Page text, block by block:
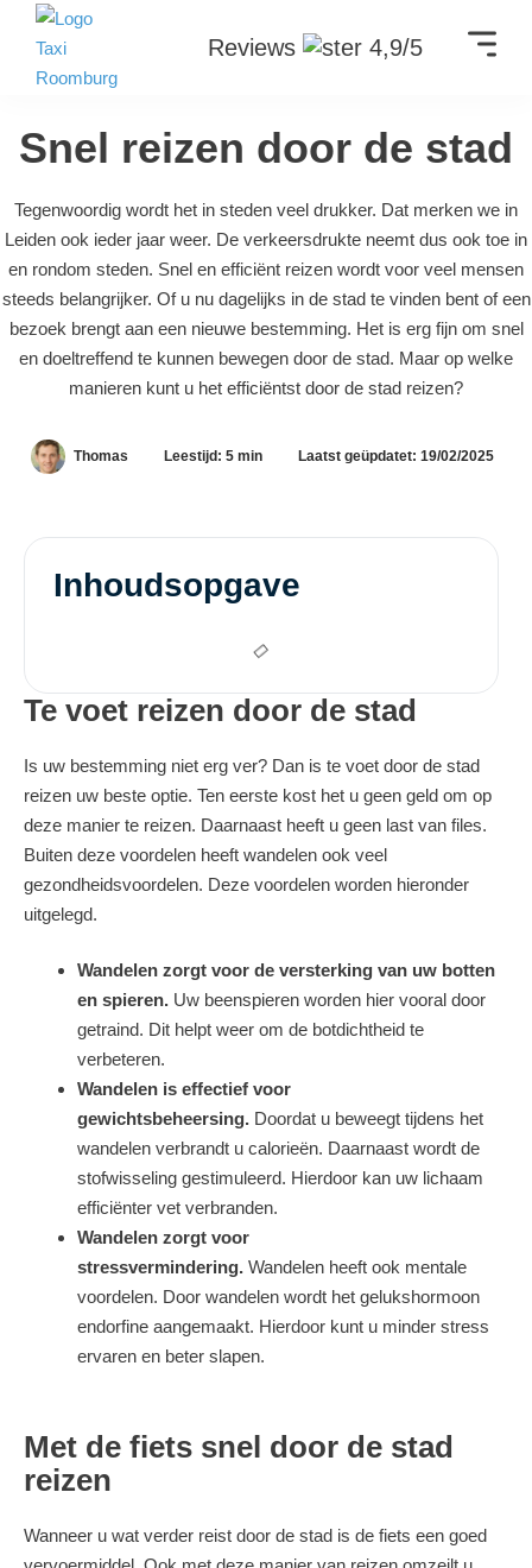
Reviews 4,9/5
Snel reizen door de stad
Tegenwoordig wordt het in steden veel drukker. Dat merken we in
Leiden ook ieder jaar weer. De verkeersdrukte neemt dus ook toe in
en rondom steden. Snel en efficiënt reizen wordt voor veel mensen
steeds belangrijker. Of u nu dagelijks in de stad te vinden bent of een
bezoek brengt aan een nieuwe bestemming. Het is erg fijn om snel
en doeltreffend te kunnen bewegen door de stad. Maar op welke
manieren kunt u het efficiëntst door de stad reizen?
Thomas Leestijd: 5 min Laatst geüpdatet: 19/02/2025
Te voet reizen door de stad
Is uw bestemming niet erg ver? Dan is te voet door de stad
reizen uw beste optie. Ten eerste kost het u geen geld om op
deze manier te reizen. Daarnaast heeft u geen last van files.
Buiten deze voordelen heeft wandelen ook veel
gezondheidsvoordelen. Deze voordelen worden hieronder
uitgelegd.
Wandelen zorgt voor de versterking van uw botten
en spieren. Uw beenspieren worden hier vooral door
getraind. Dit helpt weer om de botdichtheid te
verbeteren.
Wandelen is effectief voor
gewichtsbeheersing. Doordat u beweegt tijdens het
wandelen verbrandt u calorieën. Daarnaast wordt de
stofwisseling gestimuleerd. Hierdoor kan uw lichaam
efficiënter vet verbranden.
Wandelen zorgt voor
stressvermindering. Wandelen heeft ook mentale
voordelen. Door wandelen wordt het gelukshormoon
endorfine aangemaakt. Hierdoor kunt u minder stress
ervaren en beter slapen.
Met de fiets snel door de stad
reizen
Wanneer u wat verder reist door de stad is de fiets een goed
Inhoudsopgave